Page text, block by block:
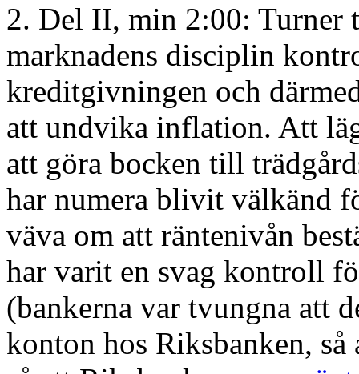
2. Del II, min 2:00: Turner
marknadens disciplin
kreditgivningen och
att undvika inflation. Att
att göra bocken till
har numera blivit välkänd
väva om att räntenivån
har varit en svag kontroll
(bankerna var tvungna att
konton hos Riksbanken,